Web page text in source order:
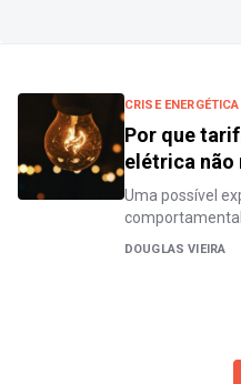
CRISE ENERGÉTICA
Por que
elétrica não
Uma possível
comportamental
DOUGLAS VIEIRA